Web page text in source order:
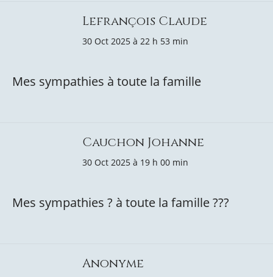
Lefrançois Claude
30 Oct 2025 à 22 h 53 min
Mes sympathies à toute la famille
Cauchon Johanne
30 Oct 2025 à 19 h 00 min
Mes sympathies ? à toute la famille ?️?️?
Anonyme